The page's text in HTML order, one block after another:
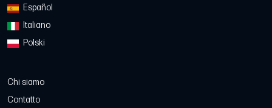
Español
Italiano
Polski
Chi siamo
Contatto